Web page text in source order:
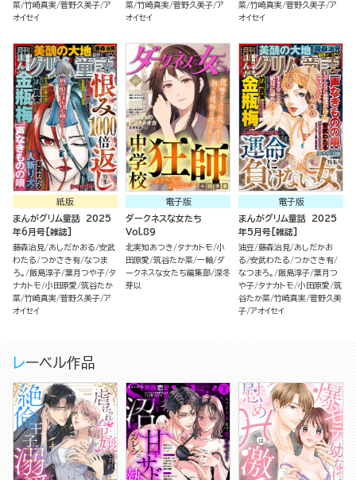
菜 竹崎真実 菅野久美子 ア
オイセイ
菜 竹崎真実 菅野久美子 ア
オイセイ
菜 竹崎真実 菅野久美子 ア
オイセイ
紙版
まんがグリム童話 2025
年6月号[雑誌]
藤森治見 あしだかおる 安武
わたる つかさき有 なつま
ろ。
飯島淳子 葉月つや子 タ
ナカトモ 小田原愛 筑谷たか
菜 竹崎真実 菅野久美子 ア
オイセイ
電子版
ダークネスな女たち
Vol.89
北実知あつき タナカトモ 小
田原愛 筑谷たか菜 一軸 ダ
ークネスな女たち編集部 深冬
芽以
電子版
まんがグリム童話 2025
年5月号[雑誌]
油豆 藤森治見 あしだかお
る 安武わたる つかさき有
なつまろ。
飯島淳子 葉月つ
や子 タナカトモ 小田原愛 筑
谷たか菜 竹崎真実 菅野久美
子 アオイセイ
レーベル作品